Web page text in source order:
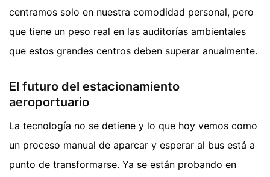
centramos solo en nuestra comodidad personal, pero
que tiene un peso real en las auditorías ambientales
que estos grandes centros deben superar anualmente.
El futuro del estacionamiento
aeroportuario
La tecnología no se detiene y lo que hoy vemos como
un proceso manual de aparcar y esperar al bus está a
punto de transformarse. Ya se están probando en